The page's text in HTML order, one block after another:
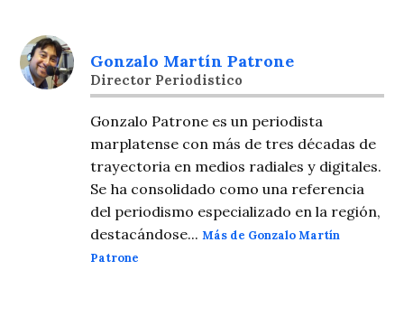
Gonzalo Martín Patrone
Director Periodistico
Gonzalo Patrone es un periodista
marplatense con más de tres décadas de
trayectoria en medios radiales y digitales.
Se ha consolidado como una referencia
del periodismo especializado en la región,
destacándose...Más de Gonzalo Martín
Patrone